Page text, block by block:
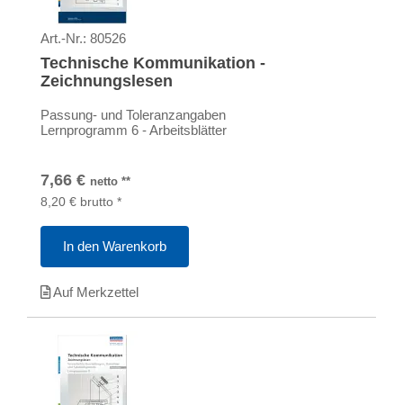
Art.-Nr.: 80526
Technische Kommunikation -
Zeichnungslesen
Passung- und Toleranzangaben
Lernprogramm 6 - Arbeitsblätter
7,66 € netto **
8,20 € brutto *
In den Warenkorb
Auf Merkzettel